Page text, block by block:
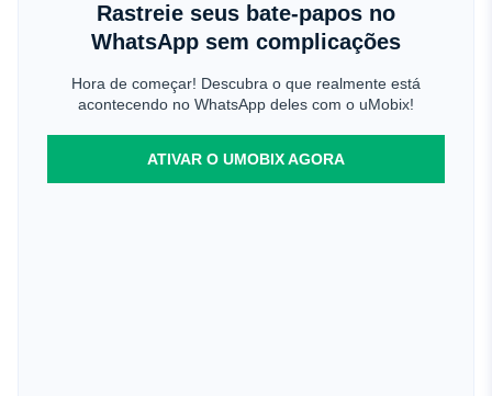
Rastreie seus bate-papos no
WhatsApp sem complicações
Hora de começar! Descubra o que realmente está
acontecendo no WhatsApp deles com o uMobix!
ATIVAR O UMOBIX AGORA